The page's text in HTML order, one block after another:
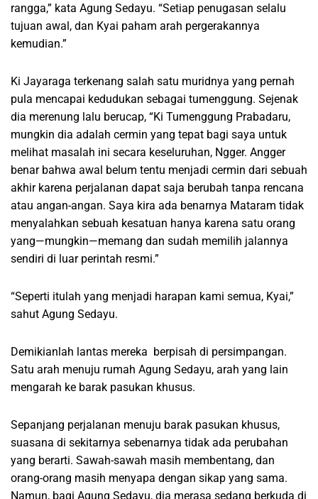
rangga,” kata Agung Sedayu. “Setiap penugasan selalu
tujuan awal, dan Kyai paham arah pergerakannya
kemudian.”
Ki Jayaraga terkenang salah satu muridnya yang pernah
pula mencapai kedudukan sebagai tumenggung. Sejenak
dia merenung lalu berucap, “Ki Tumenggung Prabadaru,
mungkin dia adalah cermin yang tepat bagi saya untuk
melihat masalah ini secara keseluruhan, Ngger. Angger
benar bahwa awal belum tentu menjadi cermin dari sebuah
akhir karena perjalanan dapat saja berubah tanpa rencana
atau angan-angan. Saya kira ada benarnya Mataram tidak
menyalahkan sebuah kesatuan hanya karena satu orang
yang—mungkin—memang dan sudah memilih jalannya
sendiri di luar perintah resmi.”
“Seperti itulah yang menjadi harapan kami semua, Kyai,”
sahut Agung Sedayu.
Demikianlah lantas mereka berpisah di persimpangan.
Satu arah menuju rumah Agung Sedayu, arah yang lain
mengarah ke barak pasukan khusus.
Sepanjang perjalanan menuju barak pasukan khusus,
suasana di sekitarnya sebenarnya tidak ada perubahan
yang berarti. Sawah-sawah masih membentang, dan
orang-orang masih menyapa dengan sikap yang sama.
Namun, bagi Agung Sedayu, dia merasa sedang berkuda di